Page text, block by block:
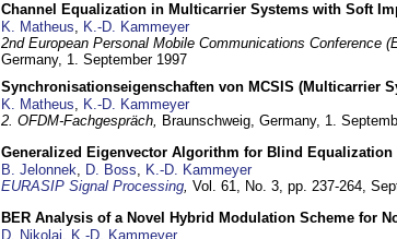
Channel Equalization in Multicarrier Systems with Soft
K. Matheus, K.-D. Kammeyer
2nd European Personal Mobile Communications Conference
Germany, 1. September 1997
Synchronisationseigenschaften von MCSIS (Multicarrier
K. Matheus, K.-D. Kammeyer
2. OFDM-Fachgespräch, Braunschweig, Germany, 1.
Generalized Eigenvector Algorithm for Blind Equalization
B. Jelonnek, D. Boss, K.-D. Kammeyer
EURASIP Signal Processing, Vol. 61, No. 3, pp. 237-264,
BER Analysis of a Novel Hybrid Modulation Scheme for
D. Nikolai, K.-D. Kammeyer